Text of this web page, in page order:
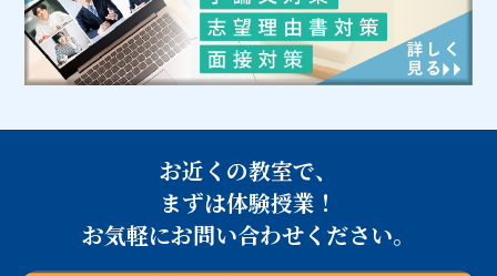
お近くの教室で、
まずは体験授業！
お気軽にお問い合わせください。